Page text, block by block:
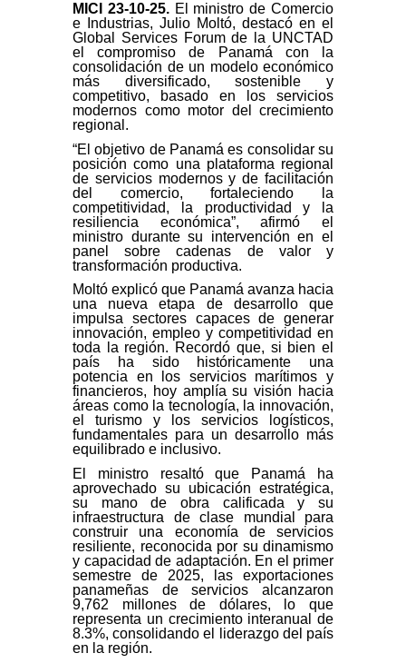
MICI 23-10-25. El ministro de Comercio
e Industrias, Julio Moltó, destacó en el
Global Services Forum de la UNCTAD
el compromiso de Panamá con la
consolidación de un modelo económico
más diversificado, sostenible y
competitivo, basado en los servicios
modernos como motor del crecimiento
regional.
“El objetivo de Panamá es consolidar su
posición como una plataforma regional
de servicios modernos y de facilitación
del comercio, fortaleciendo la
competitividad, la productividad y la
resiliencia económica”, afirmó el
ministro durante su intervención en el
panel sobre cadenas de valor y
transformación productiva.
Moltó explicó que Panamá avanza hacia
una nueva etapa de desarrollo que
impulsa sectores capaces de generar
innovación, empleo y competitividad en
toda la región. Recordó que, si bien el
país ha sido históricamente una
potencia en los servicios marítimos y
financieros, hoy amplía su visión hacia
áreas como la tecnología, la innovación,
el turismo y los servicios logísticos,
fundamentales para un desarrollo más
equilibrado e inclusivo.
El ministro resaltó que Panamá ha
aprovechado su ubicación estratégica,
su mano de obra calificada y su
infraestructura de clase mundial para
construir una economía de servicios
resiliente, reconocida por su dinamismo
y capacidad de adaptación. En el primer
semestre de 2025, las exportaciones
panameñas de servicios alcanzaron
9,762 millones de dólares, lo que
representa un crecimiento interanual de
8.3%, consolidando el liderazgo del país
en la región.